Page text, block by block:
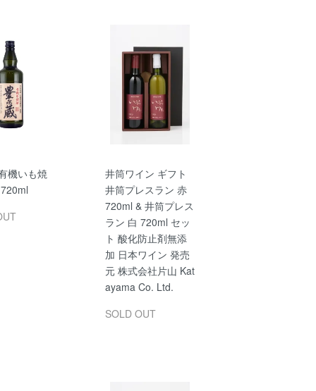
機いも焼
井筒ワイン ギフト
井筒プレスラン 赤
720ml & 井筒プレス
ラン 白 720ml セッ
ト 酸化防止剤無添
加 日本ワイン 発売
元 株式会社片山 Kat
ayama Co. Ltd.
SOLD OUT